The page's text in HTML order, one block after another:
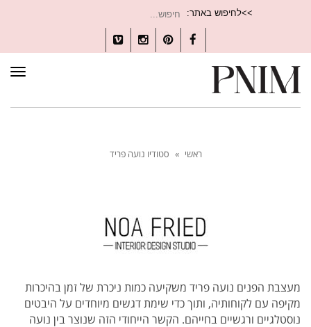
>>לחיפוש באתר:
עבור:
Facebook
Pinterest
Instagram
Vimeo
ראשי » סטודיו נועה פריד
מעצבת הפנים נועה פריד משקיעה כמות ניכרת של זמן בהיכרות
מקיפה עם לקוחותיה, ותוך כדי שימת דגשים מיוחדים על היבטים
נוסטלגיים ורגשיים בחייהם. הקשר הייחודי הזה שנוצר בין נועה